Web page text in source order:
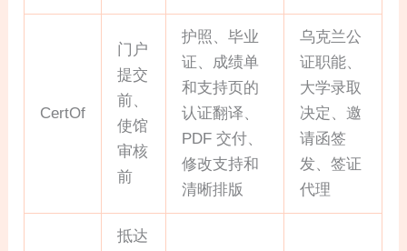
CertOf
门户
提交
前、
使馆
审核
前
护照、毕业
证、成绩单
和支持页的
认证翻译、
PDF 交付、
修改支持和
清晰排版
乌克兰公
证职能、
大学录取
决定、邀
请函签
发、签证
代理
抵达